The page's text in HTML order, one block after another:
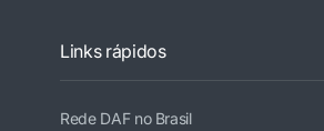
Links rápidos
Rede DAF no Brasil